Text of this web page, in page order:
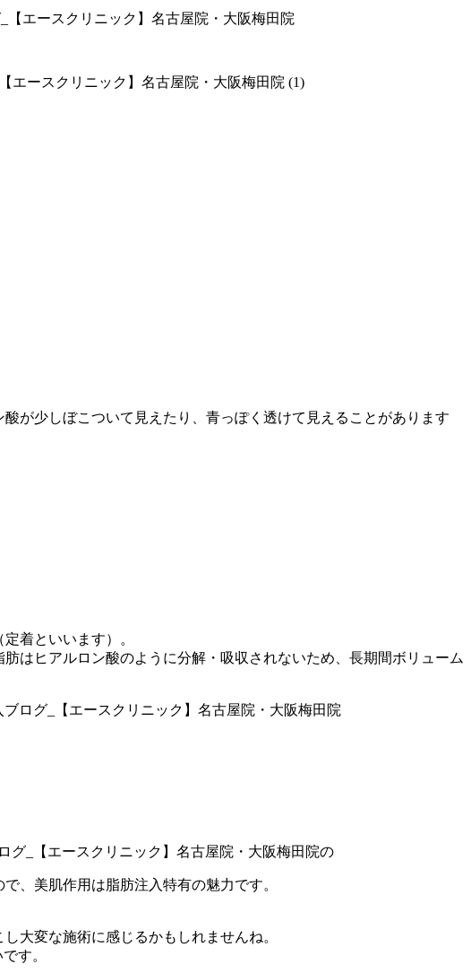
が少しぼこついて見えたり、青っぽく透けて見えることがあります
定着といいます）。
はヒアルロン酸のように分解・吸収されないため、長期間ボリューム
、 美肌作用は脂肪注入特有の魅力です。
大変な施術に感じるかもしれませんね。
です。